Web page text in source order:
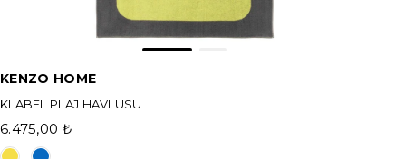
KENZO HOME
KLABEL PLAJ HAVLUSU
6.475,00 ₺